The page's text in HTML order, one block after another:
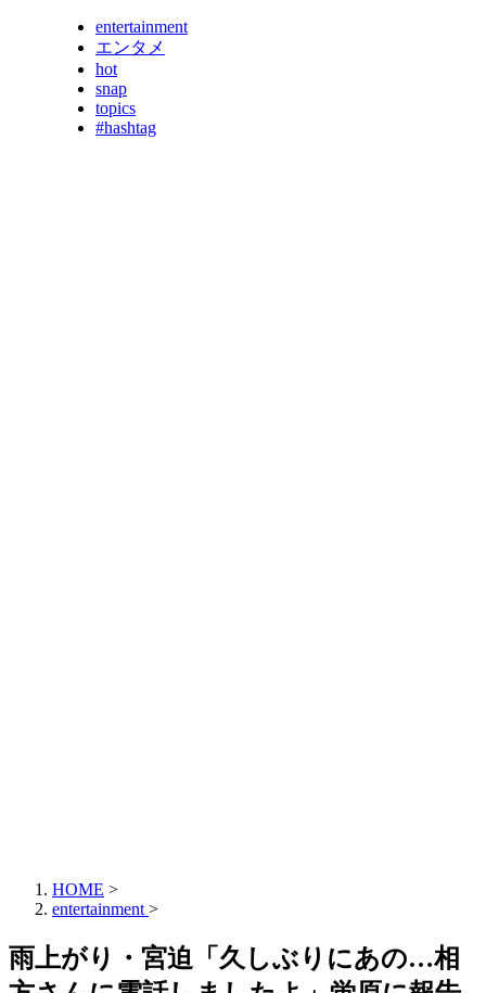
entertainment
エンタメ
hot
snap
topics
#hashtag
HOME >
entertainment >
雨上がり・宮迫「久しぶりにあの…相